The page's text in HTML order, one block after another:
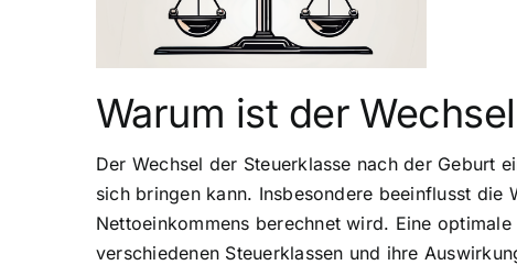
Warum ist der
Der Wechsel der Steuerklasse nach der Geburt
sich bringen kann. Insbesondere beeinflusst die
Nettoeinkommens berechnet wird. Eine
verschiedenen Steuerklassen und ihre